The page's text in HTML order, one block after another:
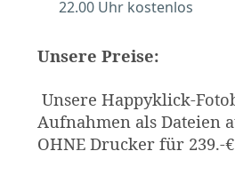
22.00 Uhr kostenlos
Unsere Preise:
Unsere Happyklick-
Aufnahmen als Dateien
OHNE Drucker für 239.-